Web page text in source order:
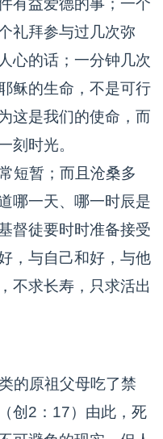
有益爱德的事；一个
礼拜参与过几次弥
心的话；一分钟几次
稣的生命，不是可行
这是我们的使命，而
刻时光。
短暂；而且沧桑多
哪一天、哪一时辰是
督徒要时时准备接受
，与自己和好，与他
不求长寿，只求活出
的原祖父母吃了禁
创2：17）由此，死